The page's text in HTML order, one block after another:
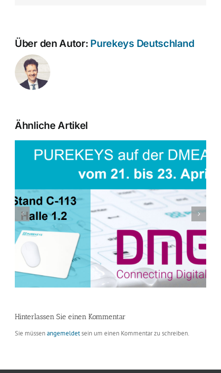
Über den Autor: Purekeys Deutschland
Ähnliche Artikel
Hinterlassen Sie einen Kommentar
Sie müssenangemeldetsein um einen Kommentar zu schreiben.